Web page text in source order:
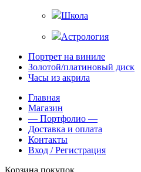
Школа
Астрология
Портрет на виниле
Золотой/платиновый диск
Часы из акрила
Главная
Магазин
— Портфолио —
Доставка и оплата
Контакты
Вход / Регистрация
Корзина покупок